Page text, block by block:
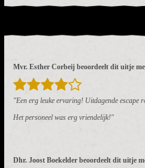
Mvr. Esther Corbeij beoordeelt dit uitje
"Een erg leuke ervaring! Uitdagende escape
Het personeel was erg vriendelijk!"
Dhr. Joost Boekelder beoordeelt dit uitje